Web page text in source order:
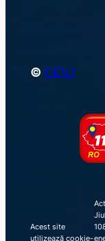
© CEVJ
Acest site
utilizează cookie-